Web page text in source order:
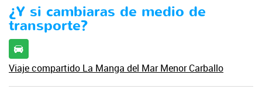
¿Y si cambiaras de medio de
transporte?
Viaje compartido La Manga del Mar Menor Carballo